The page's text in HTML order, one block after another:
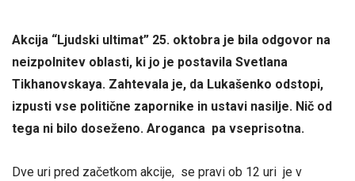
Akcija “Ljudski ultimat” 25. oktobra je bila odgovor na
neizpolnitev oblasti, ki jo je postavila Svetlana
Tikhanovskaya. Zahtevala je, da Lukašenko odstopi,
izpusti vse politične zapornike in ustavi nasilje. Nič od
tega ni bilo doseženo. Aroganca pa vseprisotna.
Dve uri pred začetkom akcije, se pravi ob 12 uri je v